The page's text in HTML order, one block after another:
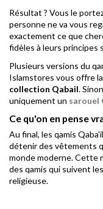
Résultat ? Vous le
personne ne va vous
exactement ce que
fidèles à leurs principes
Plusieurs versions du
Islamstores vous offre
collection Qabail.
uniquement un sarouel
Ce qu'on en pense
Au final, les qamis
détenir des vêtements
monde moderne. Cette
des qamis qui suivent
religieuse.